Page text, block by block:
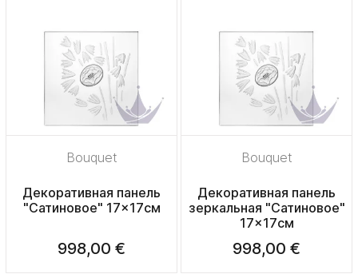
Bouquet
Декоративная панель
"Сатиновое" 17x17см
998,00 €
Bouquet
Декоративная панель
зеркальная "Сатиновое"
17x17см
998,00 €